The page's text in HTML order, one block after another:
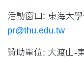
活動窗口: 東海大
pr@thu.edu.tw
贊助單位: 大渡山-